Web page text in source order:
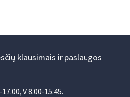
klausimais ir paslaugos
V 8.00-15.45.